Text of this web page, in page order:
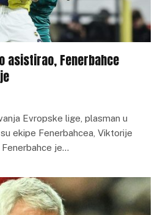
asistirao, Fenerbahce
Evropske lige, plasman u
ekipe Fenerbahcea, Viktorije
Fenerbahce je…